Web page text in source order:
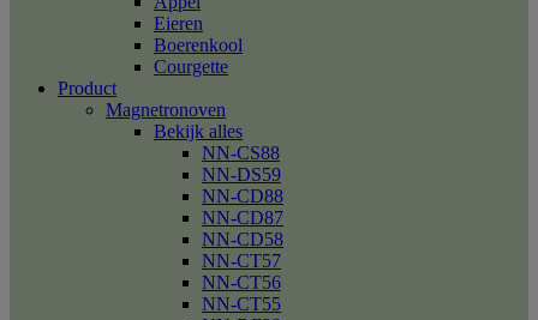
Eieren
Boerenkool
Courgette
Product
Magnetronoven
Bekijk alles
NN-CS88
NN-DS59
NN-CD88
NN-CD87
NN-CD58
NN-CT57
NN-CT56
NN-CT55